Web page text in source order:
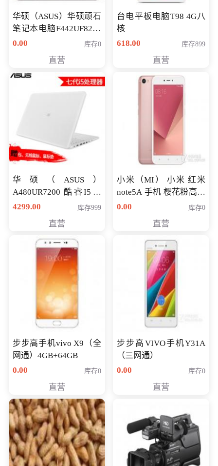
华硕（ASUS）华硕顽石
笔记本电脑F442UF8250
八代独显轻薄办公商务
0.00 库存0
直营
台电平板电脑T98 4G八
核
618.00
库存899
直营
华硕（ASUS）
A480UR7200 酷睿I5超
薄学生办公游戏独显笔
NV930-2G独
4299.00 库存999
直营
小米（MI） 小米 红米
note5A 手机 樱花粉高配
版 全网通(3G+32G)
0.00 库存0
直营
步步高手机vivo X9（全
网通）4GB+64GB
0.00
库存0
直营
步步高VIVO手机Y31A
（三网通）
0.00
库存0
直营